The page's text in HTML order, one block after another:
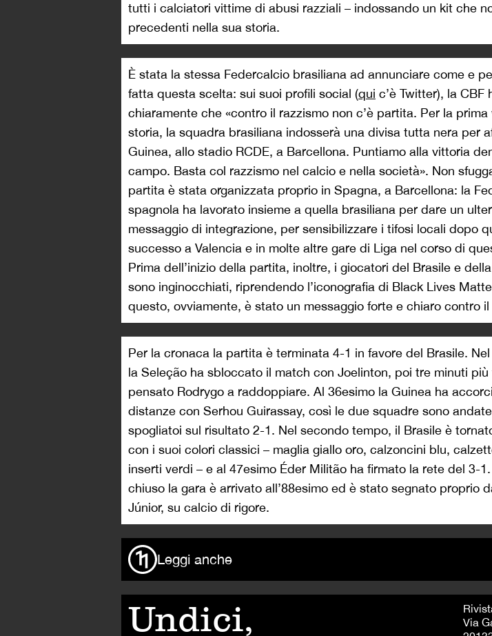
tutti i calciatori vittime di abusi razziali – indossando un kit che
precedenti nella sua storia.
È stata la stessa Federcalcio brasiliana ad annunciare come e
fatta questa scelta: sui suoi profili social (qui c’è Twitter), la CBF
chiaramente che «contro il razzismo non c’è partita. Per la prima
storia, la squadra brasiliana indosserà una divisa tutta nera per
Guinea, allo stadio RCDE, a Barcellona. Puntiamo alla vittoria
campo. Basta col razzismo nel calcio e nella società». Non
partita è stata organizzata proprio in Spagna, a Barcellona: la
spagnola ha lavorato insieme a quella brasiliana per dare un
messaggio di integrazione, per sensibilizzare i tifosi locali dopo
successo a Valencia e in molte altre gare di Liga nel corso di
Prima dell’inizio della partita, inoltre, i giocatori del Brasile e
sono inginocchiati, riprendendo l’iconografia di Black Lives
questo, ovviamente, è stato un messaggio forte e chiaro contro il
Per la cronaca la partita è terminata 4-1 in favore del Brasile.
la Seleção ha sbloccato il match con Joelinton, poi tre minuti
pensato Rodrygo a raddoppiare. Al 36esimo la Guinea ha
distanze con Serhou Guirassay, così le due squadre sono
spogliatoi sul risultato 2-1. Nel secondo tempo, il Brasile è
con i suoi colori classici – maglia giallo oro, calzoncini blu,
inserti verdi – e al 47esimo Éder Militão ha firmato la rete del 3-
chiuso la gara è arrivato all’88esimo ed è stato segnato proprio
Júnior, su calcio di rigore.
Leggi anche
Undici,
Via